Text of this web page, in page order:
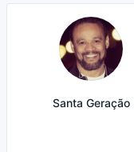
Santa Geração